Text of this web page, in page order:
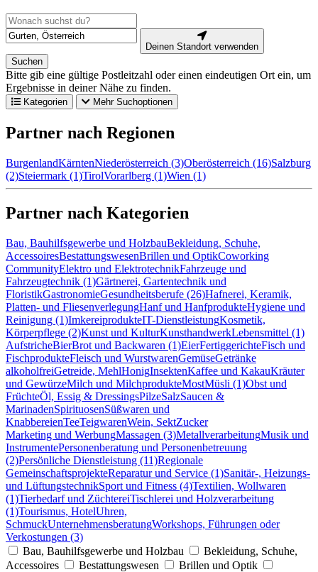
Deinen Standort verwenden
Suchen
Bitte gib eine gültige Postleitzahl oder einen eindeutigen Ort ein, um
Ergebnisse in deiner Nähe zu finden.
Kategorien Mehr Suchoptionen
Partner nach Regionen
BurgenlandKärntenNiederösterreich (3)Oberösterreich (16)Salzburg
(2)Steiermark (1)TirolVorarlberg (1)Wien (1)
Partner nach Kategorien
Bau, Bauhilfsgewerbe und HolzbauBekleidung, Schuhe,
AccessoiresBestattungswesenBrillen und OptikCoworking
CommunityElektro und ElektrotechnikFahrzeuge und
Fahrzeugtechnik (1)Gärtnerei, Gartentechnik und
FloristikGastronomieGesundheitsberufe (26)Hafnerei, Keramik,
Platten- und FliesenverlegungHanf und HanfprodukteHygiene und
Reinigung (1)ImkereiprodukteIT-DienstleistungKosmetik,
Körperpflege (2)Kunst und KulturKunsthandwerkLebensmittel (1)
AufstricheBierBrot und Backwaren (1)EierFertiggerichteFisch und
FischprodukteFleisch und WurstwarenGemüseGetränke
alkoholfreiGetreide, MehlHonigInsektenKaffee und KakauKräuter
und GewürzeMilch und MilchprodukteMostMüsli (1)Obst und
FrüchteÖl, Essig & DressingsPilzeSalzSaucen &
MarinadenSpirituosenSüßwaren und
KnabbereienTeeTeigwarenWein, SektZucker
Marketing und WerbungMassagen (3)MetallverarbeitungMusik und
InstrumentePersonenberatung und Personenbetreuung
(2)Persönliche Dienstleistung (11)Regionale
GemeinschaftsprojekteReparatur und Service (1)Sanitär-, Heizungs-
und LüftungstechnikSport und Fitness (4)Textilien, Wollwaren
(1)Tierbedarf und ZüchtereiTischlerei und Holzverarbeitung
(1)Tourismus, HotelUhren,
SchmuckUnternehmensberatungWorkshops, Führungen oder
Verkostungen (3)
Bau, Bauhilfsgewerbe und Holzbau
Bekleidung, Schuhe,
Accessoires
Bestattungswesen
Brillen und Optik